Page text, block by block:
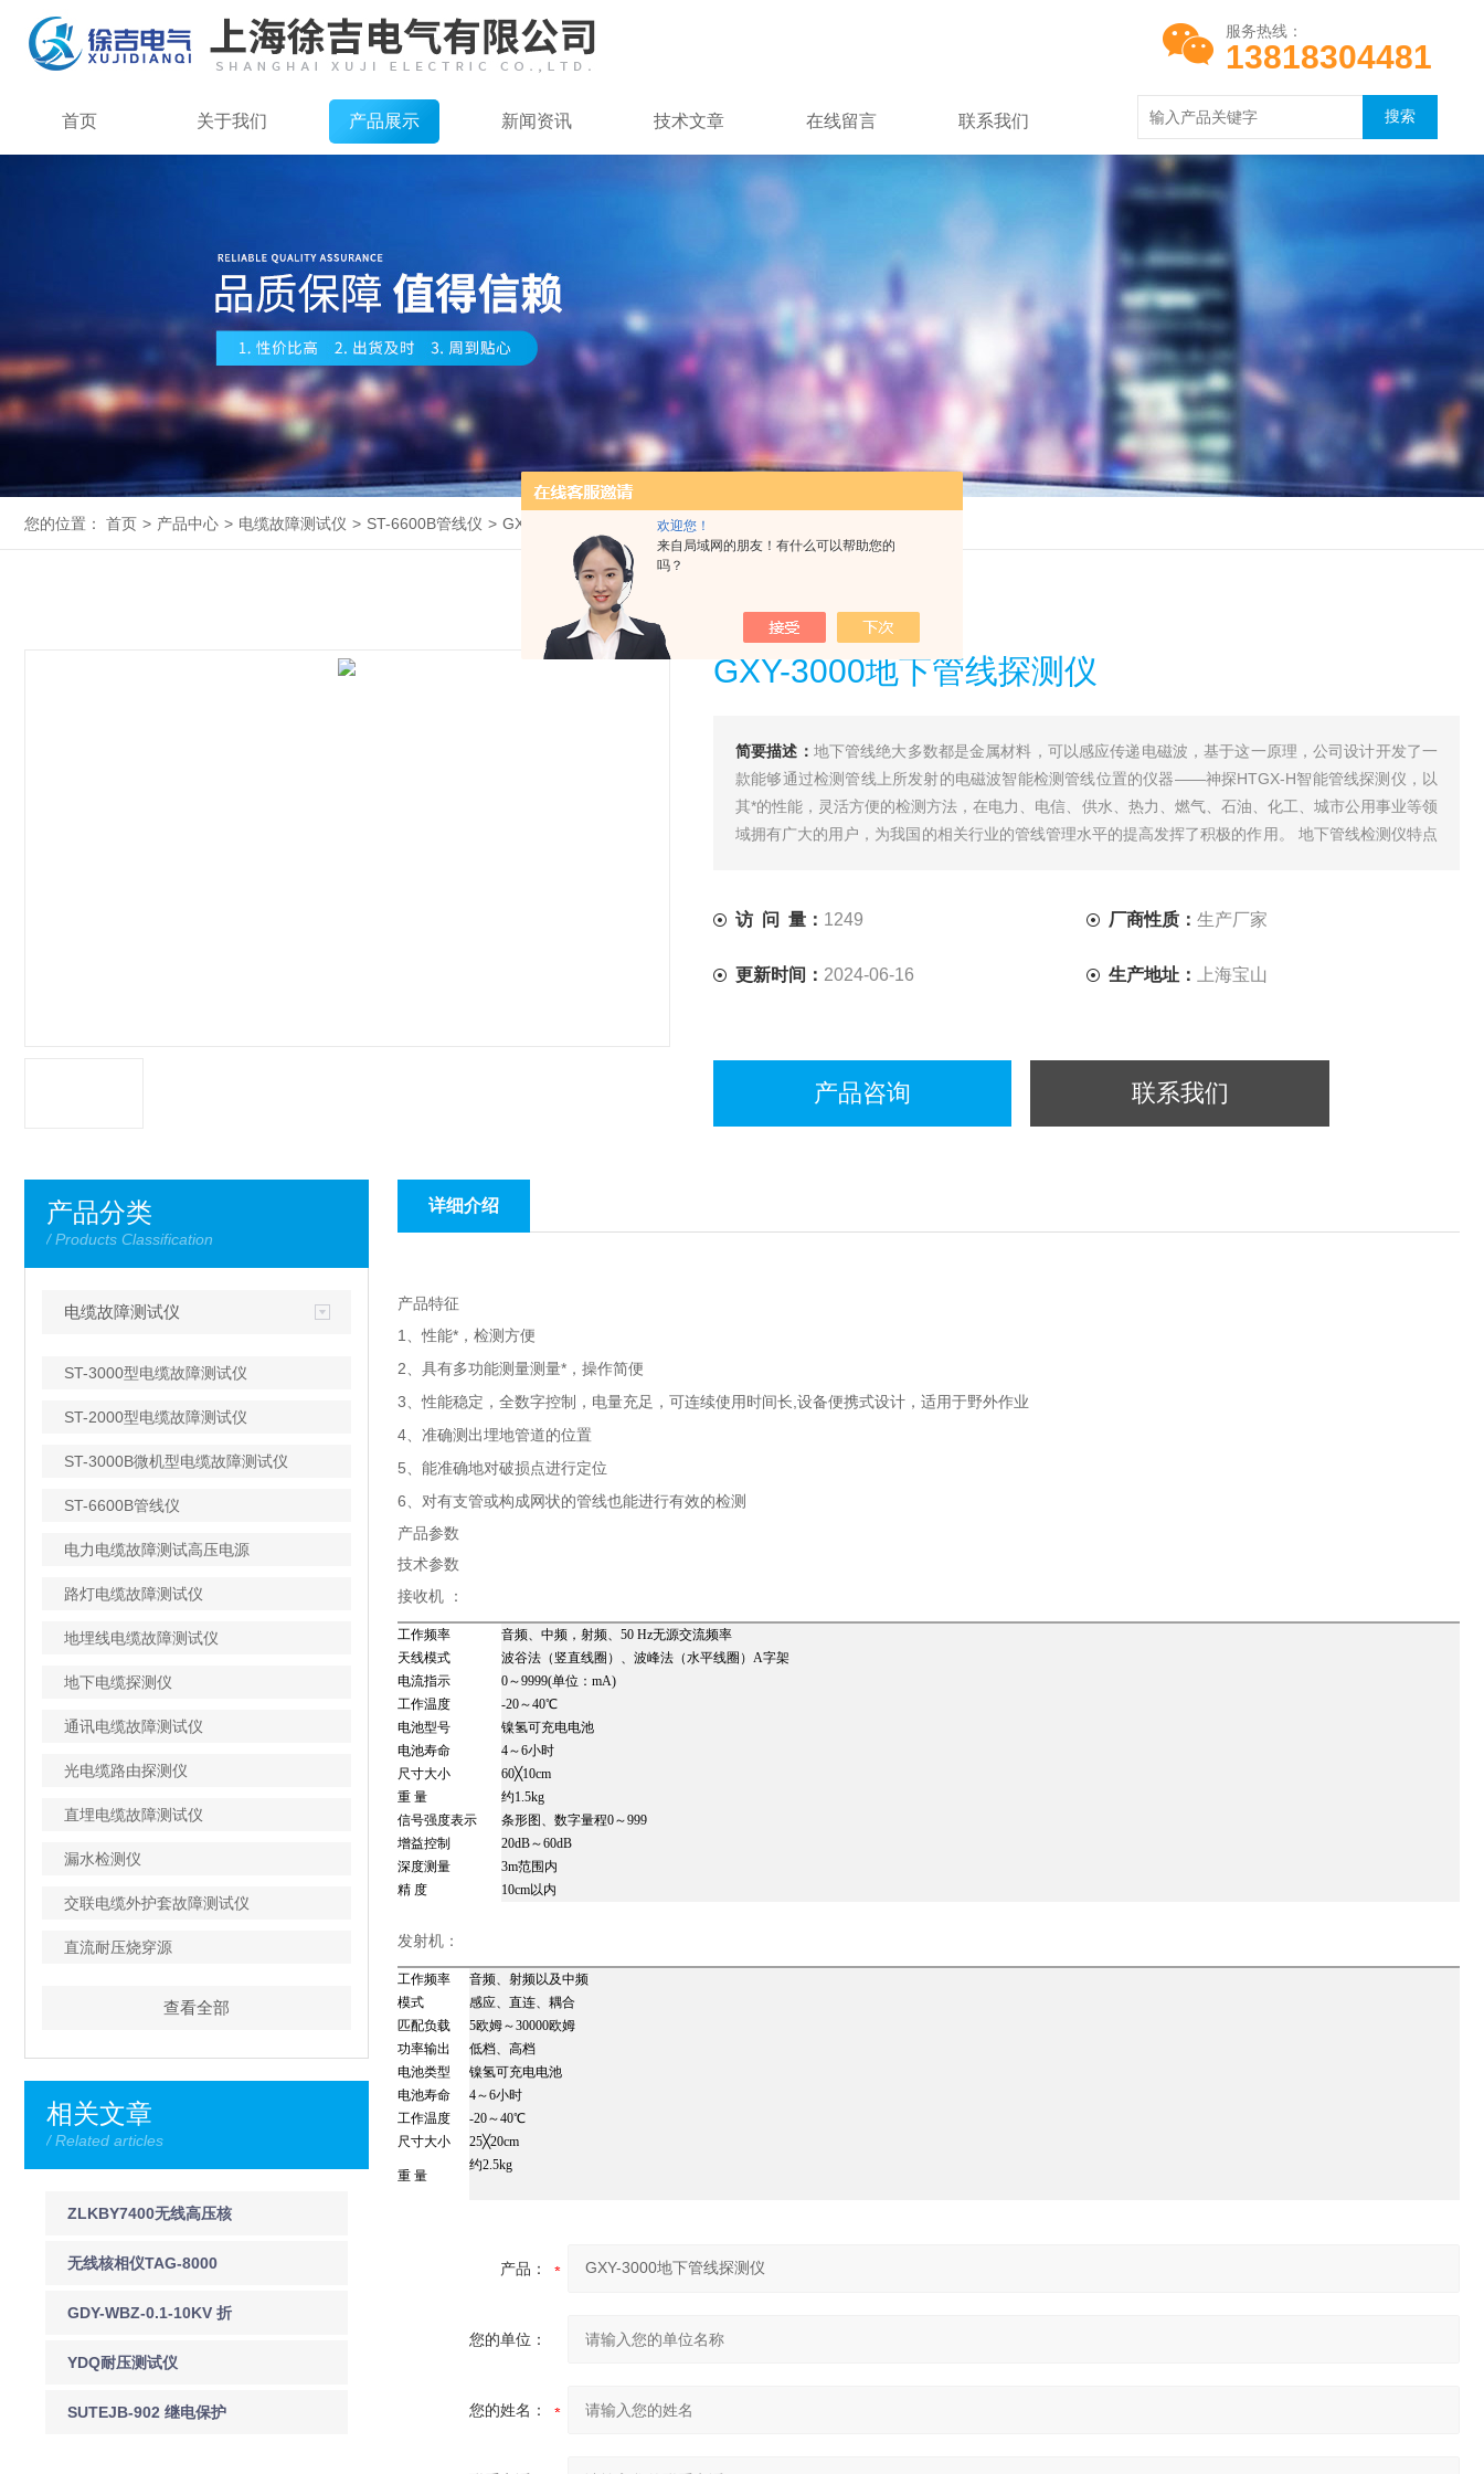
欢迎您！
来自局域网的朋友！有什么可以帮助您的
吗？
服务热线：
13818304481
首页 关于我们 产品展示 新闻资讯 技术文章 在线留言 联系我们
您的位置： 首页 > 产品中心 > 电缆故障测试仪 > ST-6600B管线仪 > GXY-3000地下管线探测仪
GXY-3000地下管线探测仪
简要描述： 地下管线绝大多数都是金属材料，可以感应传递电磁波，基于这一原理，公司设计开发了一
款能够通过检测管线上所发射的电磁波智能检测管线位置的仪器——神探HTGX-H智能管线探测仪，以
其*的性能，灵活方便的检测方法，在电力、电信、供水、热力、燃气、石油、化工、城市公用事业等领
域拥有广大的用户，为我国的相关行业的管线管理水平的提高发挥了积极的作用。 地下管线检测仪特点
访 问 量： 1249 厂商性质： 生产厂家
更新时间： 2024-06-16 生产地址： 上海宝山
产品咨询 联系我们
产品分类
/ Products Classification
电缆故障测试仪
ST-3000型电缆故障测试仪
ST-2000型电缆故障测试仪
ST-3000B微机型电缆故障测试仪
ST-6600B管线仪
电力电缆故障测试高压电源
路灯电缆故障测试仪
地埋线电缆故障测试仪
地下电缆探测仪
通讯电缆故障测试仪
光电缆路由探测仪
直埋电缆故障测试仪
漏水检测仪
交联电缆外护套故障测试仪
直流耐压烧穿源
查看全部
相关文章
/ Related articles
ZLKBY7400无线高压核
相仪详细介绍
无线核相仪TAG-8000
GDY-WBZ-0.1-10KV 折
叠式验电器
YDQ耐压测试仪
SUTEJB-902 继电保护
详细介绍
产品特征
1、性能*，检测方便
2、具有多功能测量测量*，操作简便
3、性能稳定，全数字控制，电量充足，可连续使用时间长,设备便携式设计，适用于野外作业
4、准确测出埋地管道的位置
5、能准确地对破损点进行定位
6、对有支管或构成网状的管线也能进行有效的检测
产品参数
技术参数
接收机 ：
工作频率
音频、中频，射频、50 Hz无源交流频率
天线模式
波谷法（竖直线圈）、波峰法（水平线圈）A字架
电流指示
0～9999(单位：mA)
工作温度
-20～40℃
电池型号
镍氢可充电电池
电池寿命
4～6小时
尺寸大小
60╳10cm
重 量
约1.5kg
信号强度表示
条形图、数字量程0～999
增益控制
20dB～60dB
深度测量
3m范围内
精 度
10cm以内
发射机：
工作频率
音频、射频以及中频
模式
感应、直连、耦合
匹配负载
5欧姆～30000欧姆
功率输出
低档、高档
电池类型
镍氢可充电电池
电池寿命
4～6小时
工作温度
-20～40℃
尺寸大小
25╳20cm
重 量
约2.5kg
产品：
您的单位：
您的姓名：